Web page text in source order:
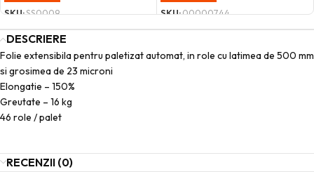
SKU:SS0009 SKU:00000744
DESCRIERE
Folie extensibila pentru paletizat automat, in role cu latimea de 500 mm
si grosimea de 23 microni
Elongatie – 150%
Greutate – 16 kg
46 role / palet
RECENZII (0)